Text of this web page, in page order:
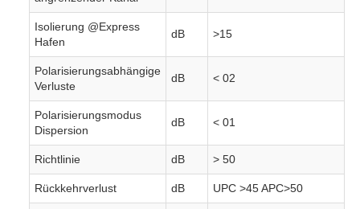
Isolierung @Express
Hafen
dB >15
Polarisierungsabhängige
Verluste
dB < 02
Polarisierungsmodus
Dispersion
dB < 01
Richtlinie dB > 50
Rückkehrverlust dB UPC >45 APC>50